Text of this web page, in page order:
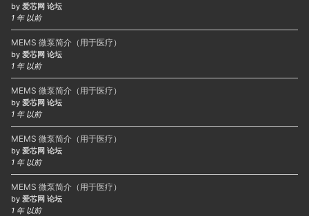
by 爱芯网 论坛
1 年 以前
MEMS 微泵简介（用于医疗）
by 爱芯网 论坛
1 年 以前
MEMS 微泵简介（用于医疗）
by 爱芯网 论坛
1 年 以前
MEMS 微泵简介（用于医疗）
by 爱芯网 论坛
1 年 以前
MEMS 微泵简介（用于医疗）
by 爱芯网 论坛
1 年 以前